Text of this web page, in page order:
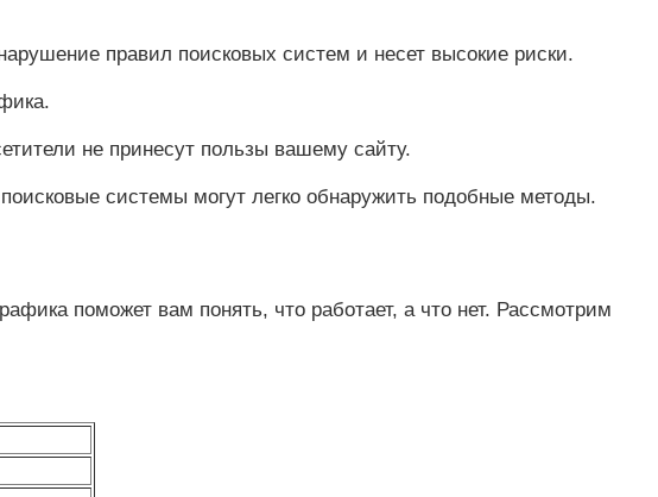
правил поисковых систем и несет высокие риски.
не принесут пользы вашему сайту.
системы могут легко обнаружить подобные методы.
поможет вам понять, что работает, а что нет. Рассмотрим